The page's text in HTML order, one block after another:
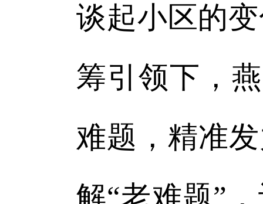
谈起小区的
筹引领下，
难题，精准
解“老难题”